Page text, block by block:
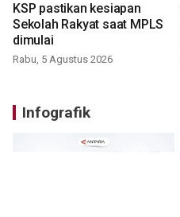
KSP pastikan kesiapan
Sekolah Rakyat saat MPLS
dimulai
Rabu, 5 Agustus 2026
Infografik